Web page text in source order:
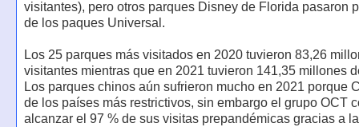
visitantes), pero otros parques Disney de Florida pasaron
de los paques Universal.
Los 25 parques más visitados en 2020 tuvieron 83,26
visitantes mientras que en 2021 tuvieron 141,35 millones
Los parques chinos aún sufrieron mucho en 2021 porque
de los países más restrictivos, sin embargo el grupo OCT
alcanzar el 97 % de sus visitas prepandémicas gracias a